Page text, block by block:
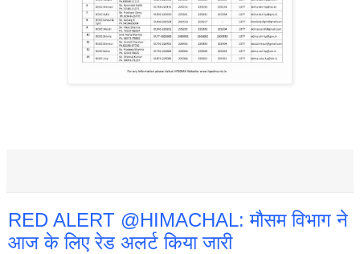
RED ALERT @HIMACHAL: मौसम विभाग ने
आज के लिए रेड अलर्ट किया जारी